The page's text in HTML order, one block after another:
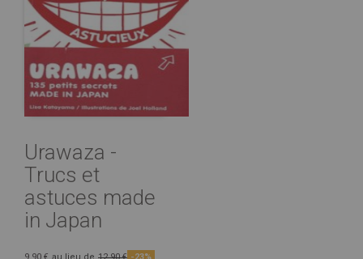
Urawaza -
Trucs et
astuces made
in Japan
9,90 € au lieu de 12,90 € -23%